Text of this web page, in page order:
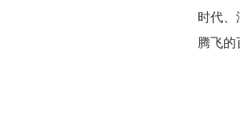
时代、
腾飞的